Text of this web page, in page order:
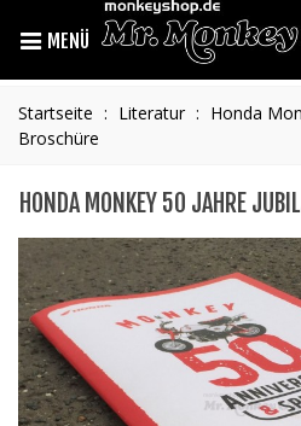
MENÜ
Startseite : Literatur : Honda
Broschüre
HONDA MONKEY 50 JAHRE